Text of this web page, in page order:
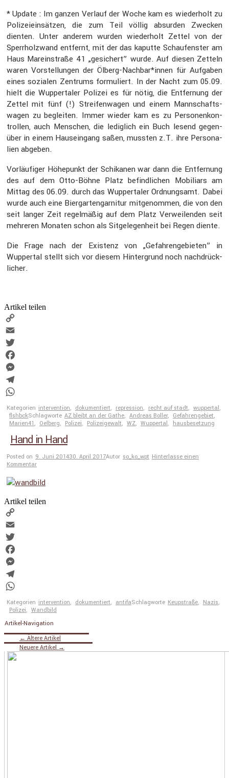
* Update : Im ganzen Verlauf der Woche kam es wieder­holt zu
Polizei­ein­sätzen, die zum Teil völlig absurden Zwecken
dienten. Unter anderem wurden wieder­holt Zettel von der
Sperr­holz­wand entfernt, mit der das kaputte Schau­fenster am
Haus Mareinstraße 41 „gesichert” wurde. Auf diesen Zetteln
waren Vorstel­lungen der Ölberg-Nachbar*innen für Aufgaben
eines sozialen Zentrums formu­liert. In der Nacht zum 05.09.
hielt die Wupper­taler Polizei es für nötig, die Entfer­nung der
Zettel mit fünf (!) Strei­fen­wagen und einem Mannschafts­
wagen zu begleiten. Immer wieder kam es zu Perso­nen­kon­
trollen, auch Menschen, die ledig­lich ein Buch lesend gegen­
über in einem Hausein­gang saßen, mussten z.T. ihre Perso­na­
lien abgeben.
Vorläu­figer Höhepunkt der Schikanen war dann die Entfer­nung
des auf dem Otto-Böhne Platz befind­li­chen Mobiliars am
Mittag des 06.09. durch das Wupper­taler Ordnungsamt. Dabei
wurde auch eine Biergar­ten­gar­nitur mitge­nommen, die von den
seit langer Zeit regel­mäßig auf dem Platz Verwei­lenden seit
mehreren Monaten schon als Sitge­le­gen­heit bei Regen diente.
Die Frage nach der Existenz von „Gefah­ren­ge­bieten” in
Wuppertal stellt sich vor diesem Hinter­grund noch nachdrück­
li­cher.
Artikel teilen
Copy
Link
Email
Twitter
Facebook
Messenger
Telegram
WhatsApp
Kategorien intervention, dokumentiert, repression, recht auf stadt, wuppertal,
flshbckSchlagworte AZ bleibt an der Gathe, Andreas Boller, Gefahrengebiet,
Marien41 , Oelberg, Polizei, Polizeigewalt, WZ, Wuppertal, hausbesetzung
Hand in Hand
Posted on 9. Juni 201430. April 2017Autor so_ko_wpt Hinterlasse einen
Kommentar
Artikel teilen
Copy
Link
Email
Twitter
Facebook
Messenger
Telegram
WhatsApp
Kategorien intervention, dokumentiert, antifaSchlagworte Keupstraße, Nazis,
Polizei, Wandbild
Artikel-Navigation
← Ältere Artikel
Neuere Artikel →